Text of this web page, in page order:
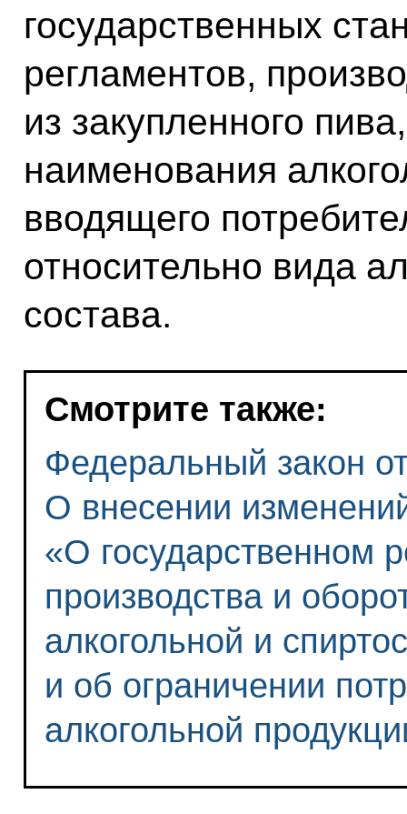
государственных
регламентов,
из закупленного
наименования
вводящего
относительно вида
состава.
Смотрите также:
Федеральный закон
О внесении
«О государственном
производства и
алкогольной и
и об ограничении
алкогольной